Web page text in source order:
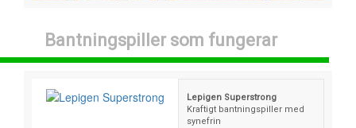
Bantningspiller som fungerar
Lepigen Superstrong
Kraftigt bantningspiller med
synefrin